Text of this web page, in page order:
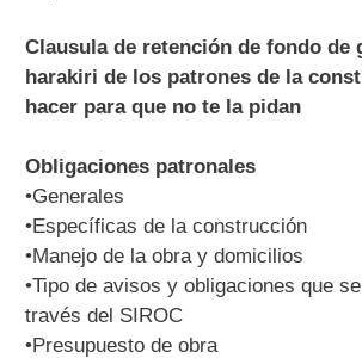
Clausula de retención de fondo de
harakiri de los patrones de la
hacer para que no te la pidan
Obligaciones patronales
•Generales
•Específicas de la construcción
•Manejo de la obra y domicilios
•Tipo de avisos y obligaciones que
través del SIROC
•Presupuesto de obra